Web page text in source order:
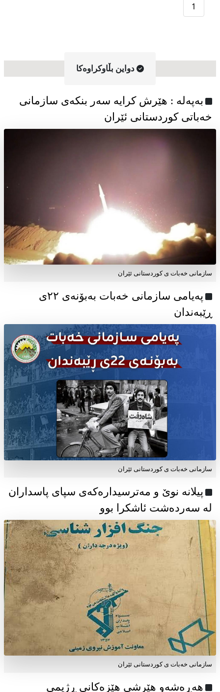
1
دواین بڵاوکراوه‌کا
به‌په‌له‌ : هێرش کرایە سەر بنکەی سازمانی
خەباتی کوردستانی ئێران
سازمانی خەبات ی کوردستانی ئێران
پەیامی سازمانی خەبات بەبۆنەی ۲۲ی
ڕێبەندان
سازمانی خەبات ی كوردستانی ئێران
پیلانە نوێ و مەترسیدارەکەی سپای پاسداران
لە سەردەشت ئاشکرا بوو
سازمانی خەبات ی كوردستانی ئێران
هەڕەشەو هێرشی هێزەکانی ڕژیمی